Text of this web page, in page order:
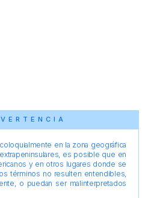
en la zona geográfica
es posible que en
y en otros lugares donde se
términos no resulten entendibles,
o puedan ser malinterpretados